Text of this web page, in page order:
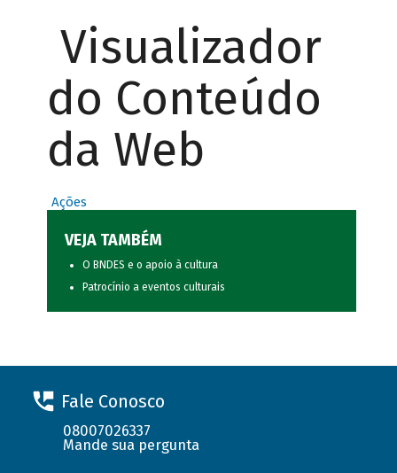
Visualizador
do Conteúdo
da Web
Ações
VEJA TAMBÉM
O BNDES e o apoio à cultura
Patrocínio a eventos culturais
Fale Conosco
08007026337
Mande sua pergunta